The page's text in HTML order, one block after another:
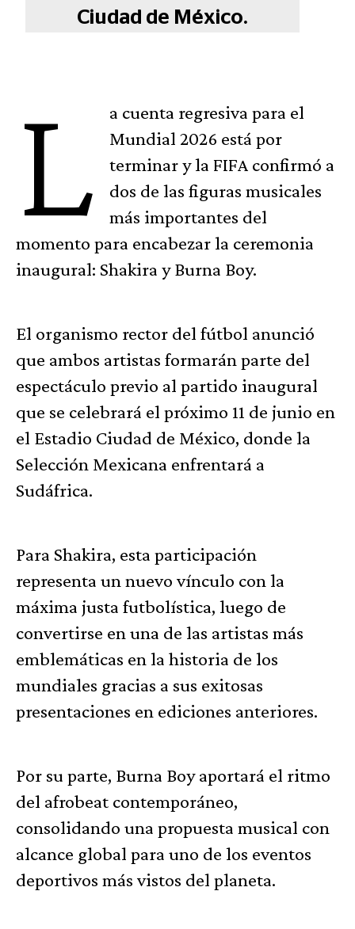
Ciudad de México.
L
a cuenta regresiva para el
Mundial 2026 está por
terminar y la FIFA confirmó a
dos de las figuras musicales
más importantes del
momento para encabezar la ceremonia
inaugural: Shakira y Burna Boy.
El organismo rector del fútbol anunció
que ambos artistas formarán parte del
espectáculo previo al partido inaugural
que se celebrará el próximo 11 de junio en
el Estadio Ciudad de México, donde la
Selección Mexicana enfrentará a
Sudáfrica.
Para Shakira, esta participación
representa un nuevo vínculo con la
máxima justa futbolística, luego de
convertirse en una de las artistas más
emblemáticas en la historia de los
mundiales gracias a sus exitosas
presentaciones en ediciones anteriores.
Por su parte, Burna Boy aportará el ritmo
del afrobeat contemporáneo,
consolidando una propuesta musical con
alcance global para uno de los eventos
deportivos más vistos del planeta.